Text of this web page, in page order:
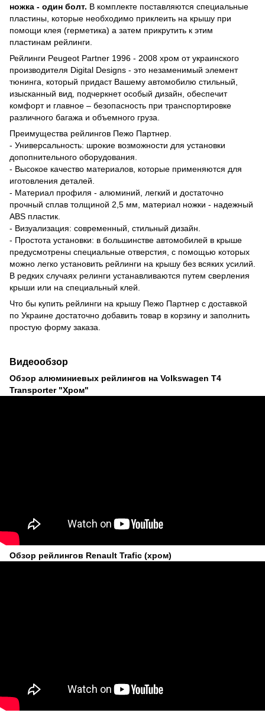
ножка - один болт. В комплекте поставляются специальные
пластины, которые необходимо приклеить на крышу при
помощи клея (герметика) а затем прикрутить к этим
пластинам рейлинги.
Рейлинги Peugeot Partner 1996 - 2008 хром от украинского
производителя Digital Designs - это незаменимый элемент
тюнинга, который придаст Вашему автомобилю стильный,
изысканный вид, подчеркнет особый дизайн, обеспечит
комфорт и главное – безопасность при транспортировке
различного багажа и объемного груза.
Преимущества рейлингов Пежо Партнер.
- Универсальность: шрокие возможности для установки
допопнительного оборудования.
- Высокое качество материалов, которые применяются для
иготовления деталей.
- Материал профиля - алюминий, легкий и достаточно
прочный сплав толщиной 2,5 мм, материал ножки - надежный
ABS пластик.
- Визуализация: современный, стильный дизайн.
- Простота установки: в большинстве автомобилей в крыше
предусмотрены специальные отверстия, с помощью которых
можно легко установить рейлинги на крышу без всяких усилий.
В редких случаях релинги устанавливаются путем сверления
крыши или на специальный клей.
Что бы купить рейлинги на крышу Пежо Партнер с доставкой
по Украине достаточно добавить товар в корзину и заполнить
простую форму заказа.
Видеообзор
Обзор алюминиевых рейлингов на Volkswagen Т4
Transporter "Хром"
Обзор рейлингов Renault Trafic (хром)